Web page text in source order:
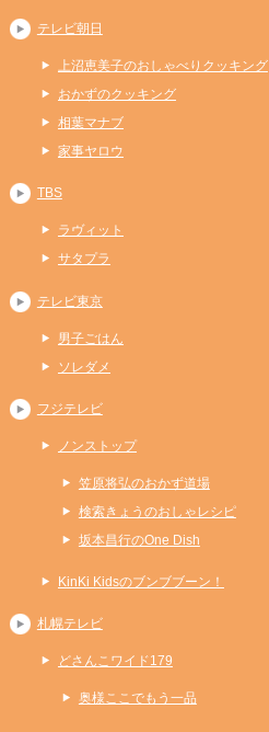
テレビ朝日
上沼恵美子のおしゃべりクッキング
おかずのクッキング
相葉マナブ
家事ヤロウ
TBS
ラヴィット
サタプラ
テレビ東京
男子ごはん
ソレダメ
フジテレビ
ノンストップ
笠原将弘のおかず道場
検索きょうのおしゃレシピ
坂本昌行のOne Dish
KinKi Kidsのブンブブーン！
札幌テレビ
どさんこワイド179
奥様ここでもう一品